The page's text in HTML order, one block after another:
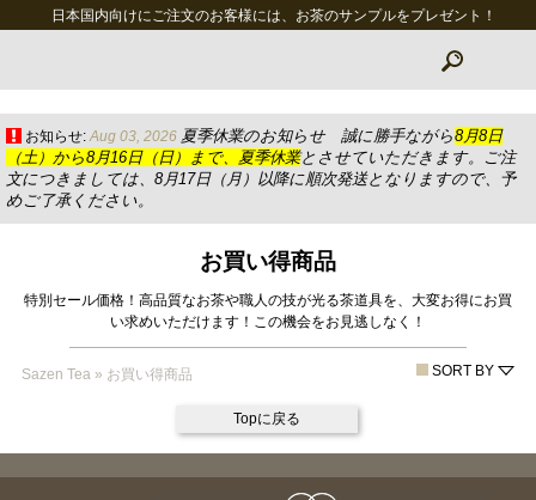
日本国内向けにご注文のお客様には、お茶のサンプルをプレゼント！
お知らせ: Aug 03, 2026 夏季休業のお知らせ 誠に勝手ながら8月8日
（土）から8月16日（日）まで、夏季休業とさせていただきます。ご注
文につきましては、8月17日（月）以降に順次発送となりますので、予
めご了承ください。
お買い得商品
特別セール価格！高品質なお茶や職人の技が光る茶道具を、大変お得にお買
い求めいただけます！この機会をお見逃しなく！
Sazen Tea » お買い得商品 SORT BY
Topに戻る